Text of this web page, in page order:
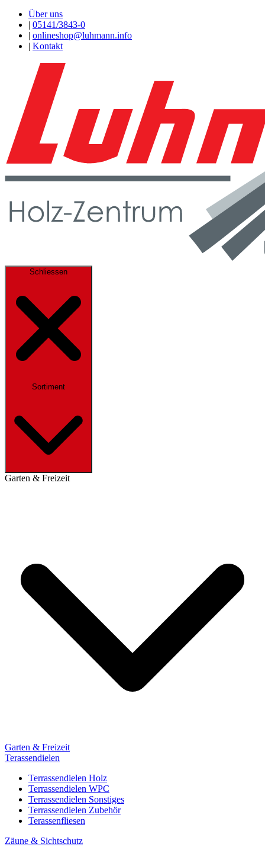
Über uns
| 05141/3843-0
| onlineshop@luhmann.info
| Kontakt
Schliessen
Sortiment
Garten & Freizeit
Garten & Freizeit
Terassendielen
Terrassendielen Holz
Terrassendielen WPC
Terrassendielen Sonstiges
Terrassendielen Zubehör
Terassenfliesen
Zäune & Sichtschutz